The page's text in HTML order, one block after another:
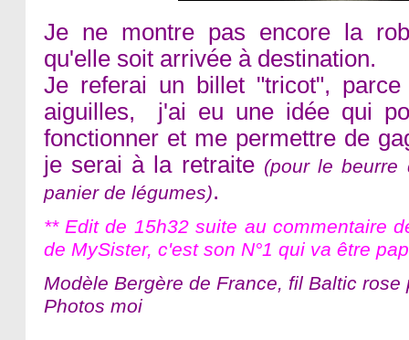
Je ne montre pas encore la
qu'elle soit arrivée à destination.
Je referai un billet "tricot",
aiguilles, j'ai eu une idée qui
fonctionner et me permettre de
je serai à la retraite (pour le beurre
panier de légumes).
** Edit de 15h32 suite au commentaire
de MySister, c'est son N°1 qui va être
Modèle Bergère de France, fil Baltic
Photos moi